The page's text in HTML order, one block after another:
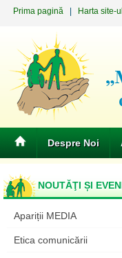
Prima pagină Harta site-
Despre Noi
NOUTĂŢI ȘI
Apariții MEDIA
Etica comunicării